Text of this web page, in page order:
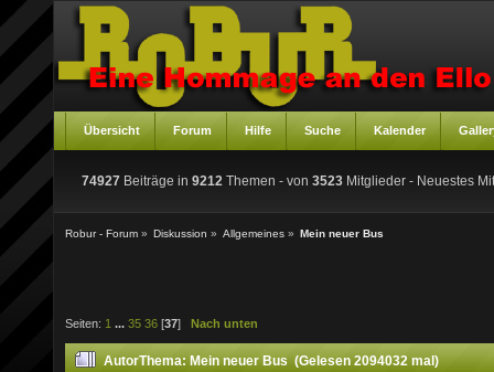
Übersicht Forum Hilfe Suche Kalender
74927 Beiträge in 9212 Themen - von 3523 Mitglieder - Neuestes
Robur - Forum » Diskussion » Allgemeines » Mein neuer Bus
Seiten: 1 ... 35 36 [37] Nach unten
AutorThema: Mein neuer Bus (Gelesen 2094032 mal)